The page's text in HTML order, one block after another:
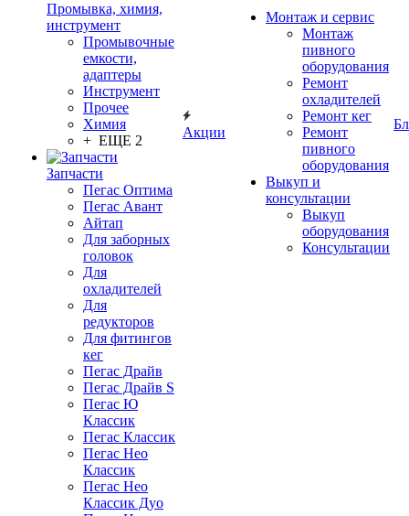
Промывка, химия,
инструмент
Промывочные
емкости,
адаптеры
Инструмент
Прочее
Химия
+ ЕЩЕ 2
Запчасти
Пегас Оптима
Пегас Авант
Айтап
Для заборных
головок
Для
охладителей
Для
редукторов
Для фитингов
кег
Пегас Драйв
Пегас Драйв S
Пегас Ю
Классик
Пегас Классик
Пегас Нео
Классик
Пегас Нео
Классик Дуо
Акции
Монтаж и сервис
Монтаж
пивного
оборудования
Ремонт
охладителей
Ремонт кег
Ремонт
пивного
оборудования
Выкуп и
консультации
Выкуп
оборудования
Консультации